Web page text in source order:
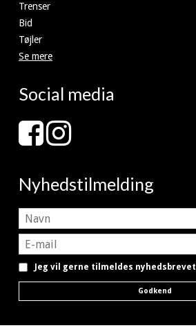
Trenser
Bid
Tøjler
Se mere
Social media
Nyhedstilmelding
Jeg vil gerne tilmeldes nyhedsbrevet
Godkend